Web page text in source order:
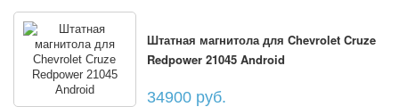
Штатная магнитола для Chevrolet Cruze
Redpower 21045 Android
34900 руб.